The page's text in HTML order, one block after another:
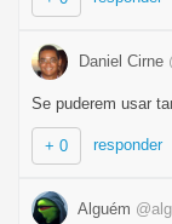
Daniel Cirne
Se puderem usar
+ 0 responder
Alguém